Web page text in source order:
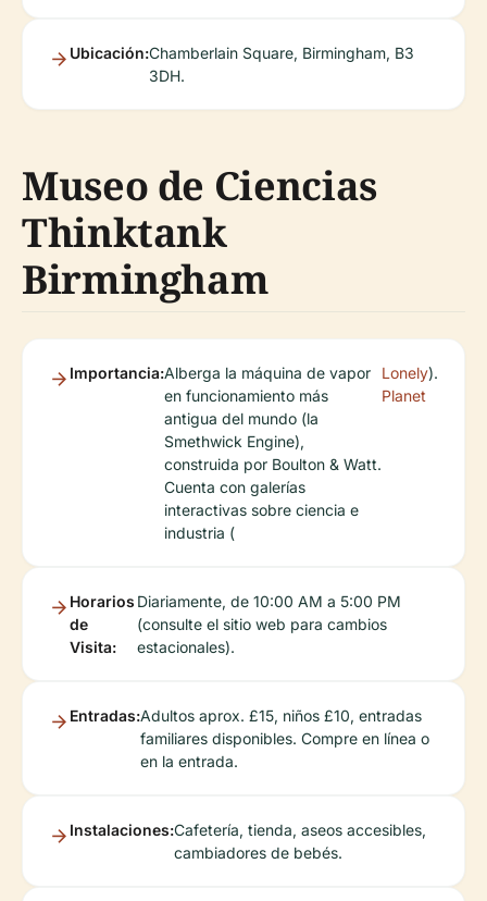
Ubicación:Chamberlain Square, Birmingham, B3
3DH.
Museo de Ciencias
Thinktank
Birmingham
Importancia:Alberga la máquina de vapor
en funcionamiento más
antigua del mundo (la
Smethwick Engine),
construida por Boulton & Watt.
Cuenta con galerías
interactivas sobre ciencia e
industria (
Lonely
Planet
).
Horarios
de
Visita:
Diariamente, de 10:00 AM a 5:00 PM
(consulte el sitio web para cambios
estacionales).
Entradas:Adultos aprox. £15, niños £10, entradas
familiares disponibles. Compre en línea o
en la entrada.
Instalaciones:Cafetería, tienda, aseos accesibles,
cambiadores de bebés.